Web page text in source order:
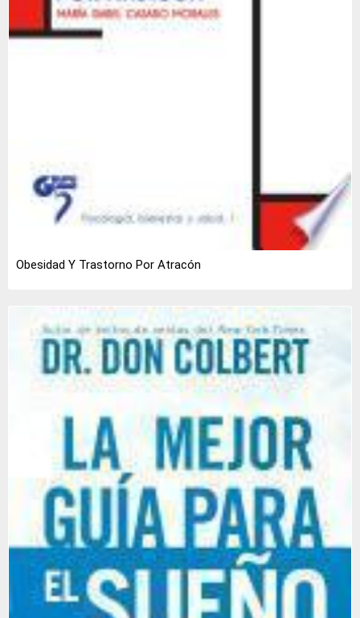
Obesidad Y Trastorno Por Atracón